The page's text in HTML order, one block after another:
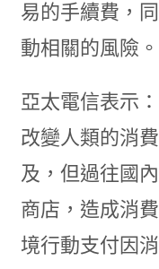
易的手續費，
動相關的風險。
亞太電信表示
改變人類的消
及，但過往國
商店，造成消
境行動支付因